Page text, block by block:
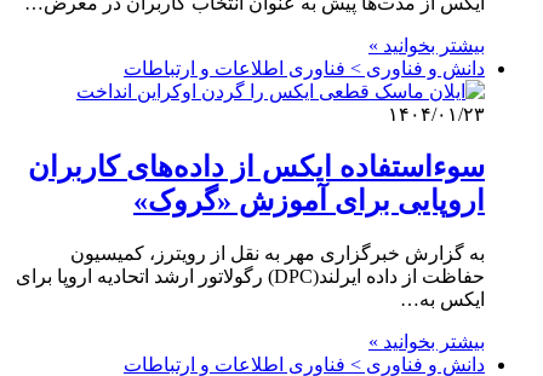
بیشتر بخوانید »
دانش و فناوری > فناوری اطلاعات و ارتباطات
۱۴۰۴/۰۱/۲۳
سوءاستفاده ایکس از داده‌های کاربران
اروپایی برای آموزش «گروک»
به گزارش خبرگزاری مهر به نقل از رویترز، کمیسیون
حفاظت از داده ایرلند(DPC) رگولاتور ارشد اتحادیه اروپا برای
ایکس به…
بیشتر بخوانید »
دانش و فناوری > فناوری اطلاعات و ارتباطات